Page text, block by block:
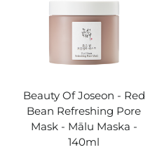
Beauty Of Joseon - Red
Bean Refreshing Pore
Mask - Mālu Maska -
140ml